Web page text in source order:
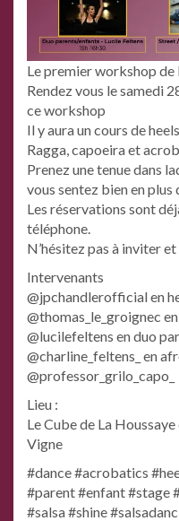
Le premier workshop de
Rendez vous le samedi
ce workshop
Il y aura un cours de
Ragga, capoeira et
Prenez une tenue dans
vous sentez bien en plus
Les réservations sont
téléphone.
N’hésitez pas à inviter
Intervenants
@jpchandlerofficial en
@thomas_le_groignec
@lucilefeltens en duo
@charline_feltens_ en
Lieu :
Le Cube de La
Vigne
#dance #acrobatics
#parent #enfant #stage
#salsa #shine